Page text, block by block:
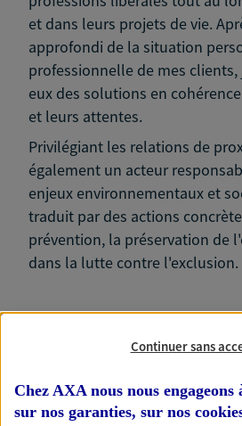
et dans leurs projets de vie.
approfondi de la situation
professionnelle de mes clients,
eux des solutions en
et leurs attentes.
Privilégiant les relations de
également un acteur
enjeux environnementaux et
traduit par des actions
prévention, la préservation de
dans la lutte contre l'exclusion.
Nos expertises
Continuer sans
Chez AXA nous nous
sur nos garanties, sur nos